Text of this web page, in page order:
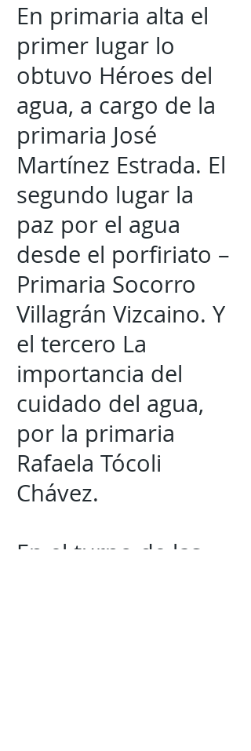
En primaria alta el
primer lugar lo
obtuvo Héroes del
agua, a cargo de la
primaria José
Martínez Estrada. El
segundo lugar la
paz por el agua
desde el porfiriato –
Primaria Socorro
Villagrán Vizcaino. Y
el tercero La
importancia del
cuidado del agua,
por la primaria
Rafaela Tócoli
Chávez.
En el turno de las